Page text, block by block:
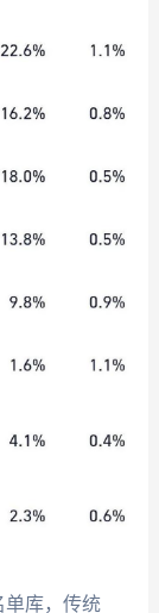
单库，传统